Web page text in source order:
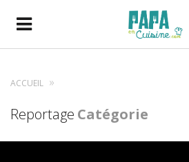
ACCUEIL
Reportage Catégorie